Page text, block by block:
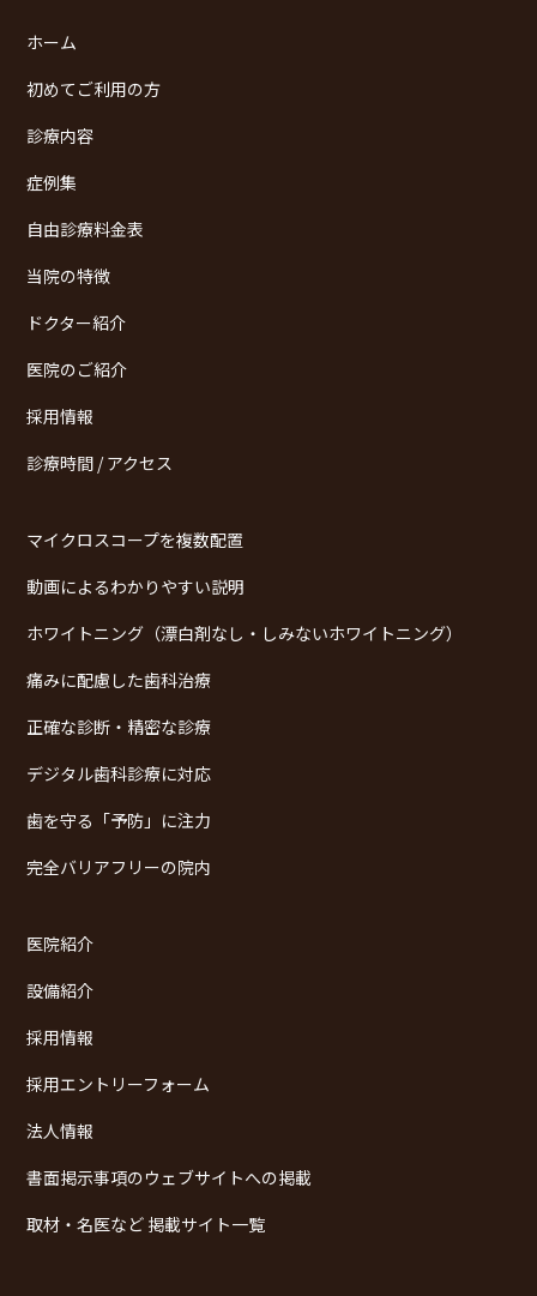
ホーム
初めてご利用の方
診療内容
症例集
自由診療料金表
当院の特徴
ドクター紹介
医院のご紹介
採用情報
診療時間 / アクセス
マイクロスコープを複数配置
動画によるわかりやすい説明
ホワイトニング（漂白剤なし・しみないホワイトニング）
痛みに配慮した歯科治療
正確な診断・精密な診療
デジタル歯科診療に対応
歯を守る「予防」に注力
完全バリアフリーの院内
医院紹介
設備紹介
採用情報
採用エントリーフォーム
法人情報
書面掲示事項のウェブサイトへの掲載
取材・名医など 掲載サイト一覧